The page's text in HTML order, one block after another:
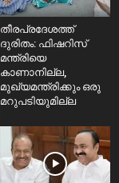
തീരപ്രദേശത്ത്
ദുരിതം: ഫിഷറിസ്‌
മന്ത്രിയെ
കാണാനില്ല,
മുഖ്യമന്ത്രിക്കും ഒരു
മറുപടിയുമില്ല